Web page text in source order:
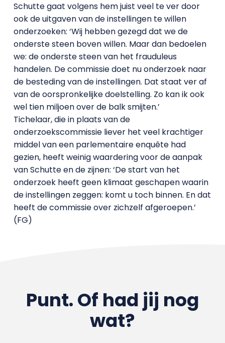
Schutte gaat volgens hem juist veel te ver door
ook de uitgaven van de instellingen te willen
onderzoeken: ‘Wij hebben gezegd dat we de
onderste steen boven willen. Maar dan bedoelen
we: de onderste steen van het frauduleus
handelen. De commissie doet nu onderzoek naar
de besteding van de instellingen. Dat staat ver af
van de oorspronkelijke doelstelling. Zo kan ik ook
wel tien miljoen over de balk smijten.’
Tichelaar, die in plaats van de
onderzoekscommissie liever het veel krachtiger
middel van een parlementaire enquête had
gezien, heeft weinig waardering voor de aanpak
van Schutte en de zijnen: ‘De start van het
onderzoek heeft geen klimaat geschapen waarin
de instellingen zeggen: komt u toch binnen. En dat
heeft de commissie over zichzelf afgeroepen.’
(FG)
Punt. Of had jij nog
wat?